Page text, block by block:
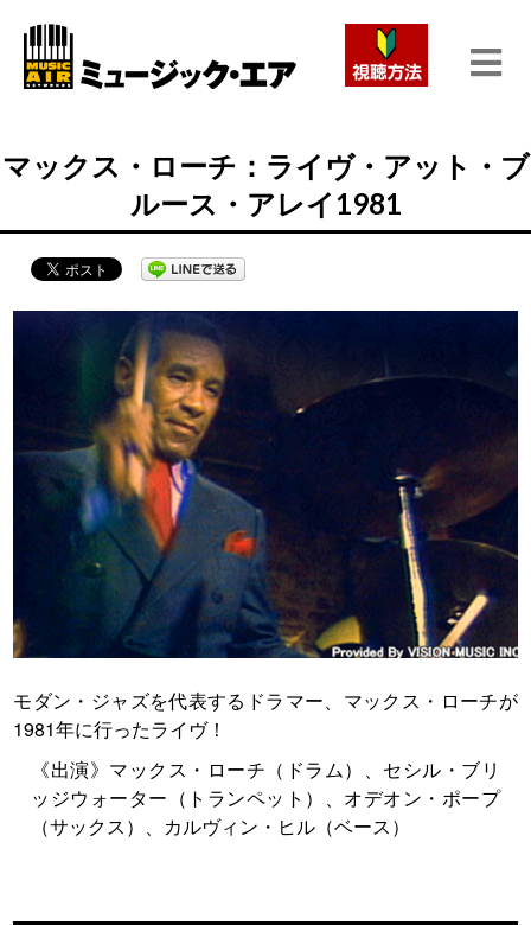
マックス・ローチ：ライヴ・アット・ブ
ルース・アレイ1981
モダン・ジャズを代表するドラマー、マックス・ローチが
1981年に行ったライヴ！
《出演》マックス・ローチ（ドラム）、セシル・ブリ
ッジウォーター（トランペット）、オデオン・ポープ
（サックス）、カルヴィン・ヒル（ベース）